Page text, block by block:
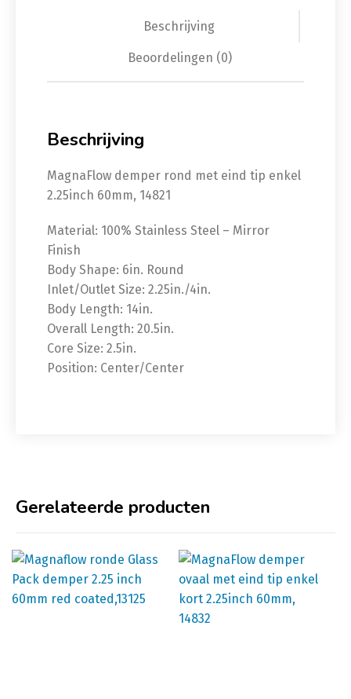
Beschrijving
Beoordelingen (0)
Beschrijving
MagnaFlow demper rond met eind tip enkel
2.25inch 60mm, 14821
Material: 100% Stainless Steel – Mirror
Finish
Body Shape: 6in. Round
Inlet/Outlet Size: 2.25in./4in.
Body Length: 14in.
Overall Length: 20.5in.
Core Size: 2.5in.
Position: Center/Center
Gerelateerde producten